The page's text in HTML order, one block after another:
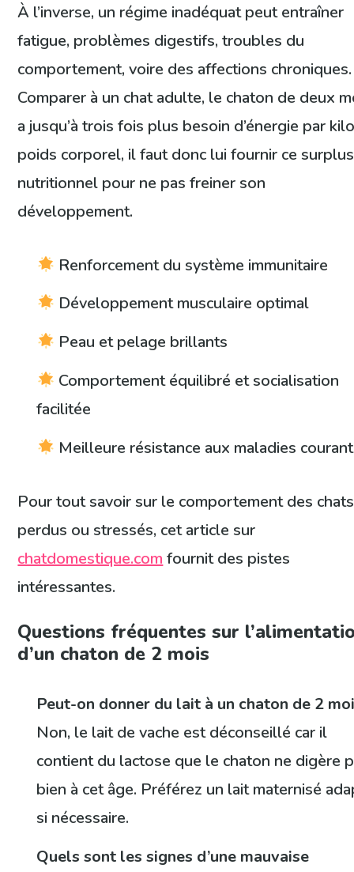
À l’inverse, un régime inadéquat peut entraîner
fatigue, problèmes digestifs, troubles du
comportement, voire des affections chroniques.
Comparer à un chat adulte, le chaton de deux
a jusqu’à trois fois plus besoin d’énergie par
poids corporel, il faut donc lui fournir ce surplus
nutritionnel pour ne pas freiner son
développement.
Renforcement du système immunitaire
Développement musculaire optimal
Peau et pelage brillants
Comportement équilibré et socialisation
facilitée
Meilleure résistance aux maladies
Pour tout savoir sur le comportement des chats
perdus ou stressés, cet article sur
chatdomestique.com fournit des pistes
intéressantes.
Questions fréquentes sur
d’un chaton de 2 mois
Peut-on donner du lait à un chaton de 2
Non, le lait de vache est déconseillé car il
contient du lactose que le chaton ne digère
bien à cet âge. Préférez un lait maternisé
si nécessaire.
Quels sont les signes d’une mauvaise